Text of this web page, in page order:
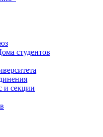
студентов
и секции